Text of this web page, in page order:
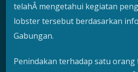
telahÂ mengetahui kegiatan
lobster tersebut berdasarkan
Gabungan.
Penindakan terhadap satu